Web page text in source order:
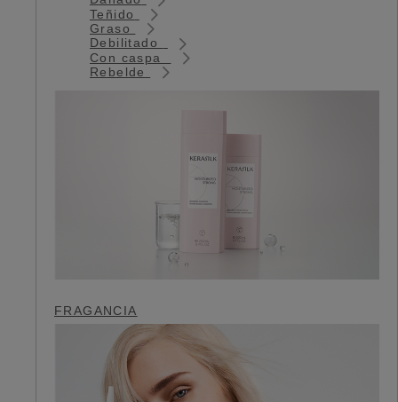
Teñido
Graso
Debilitado
Con caspa
Rebelde
FRAGANCIA